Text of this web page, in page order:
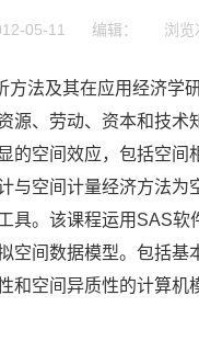
05-11 编辑： 浏览
方法及其在应用经济学
源、劳动、资本和技术
的空间效应，包括空间
与空间计量经济方法为
具。该课程运用 SAS软
空间数据模型。包括基
和空间异质性的计算机